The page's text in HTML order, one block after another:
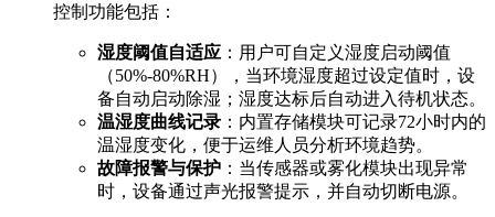
控制功能包括：
湿度阈值自适应 ：用户可自定义湿度启动阈值
（50%-80%RH），当环境湿度超过设定值时，设
备自动启动除湿；湿度达标后自动进入待机状态。
温湿度曲线记录 ：内置存储模块可记录72小时内的
温湿度变化，便于运维人员分析环境趋势。
故障报警与保护 ：当传感器或雾化模块出现异常
时，设备通过声光报警提示，并自动切断电源。